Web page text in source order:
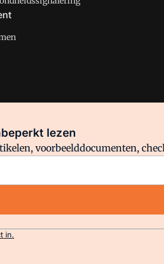
VMN media. Lees inons manifestwaar
lezen
voorbeelddocumenten,
in.